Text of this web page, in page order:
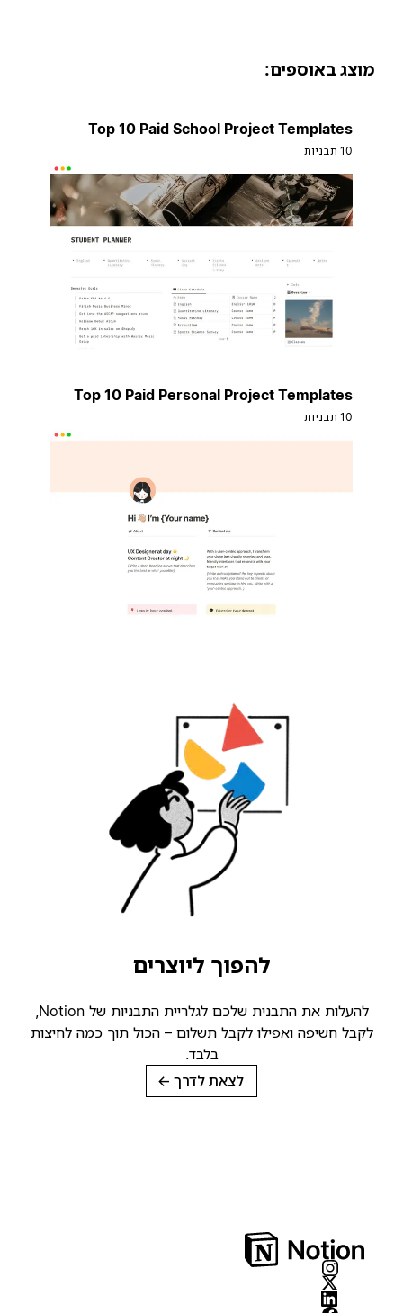
באוספים:
Top 10 Paid School Project Templates
Top 10 Paid Personal Project Templates
להפוך ליוצרים
להעלות את התבנית שלכם לגלריית התבניות של Notion,
לקבל חשיפה ואפילו לקבל תשלום – הכול תוך כמה לחיצות
בלבד.
לצאת לדרך→